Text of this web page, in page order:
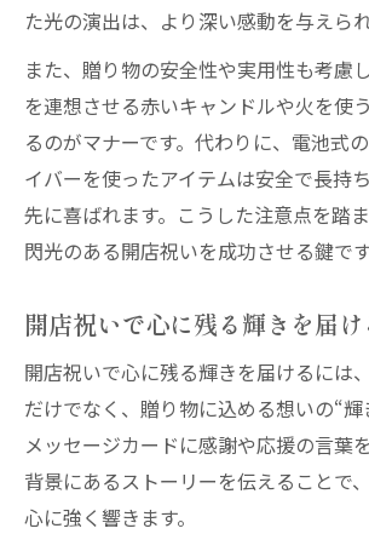
た光の演出は、より深い感動を与えられ
また、贈り物の安全性や実用性も考慮
を連想させる赤いキャンドルや火を使
るのがマナーです。代わりに、電池式
イバーを使ったアイテムは安全で長持
先に喜ばれます。こうした注意点を踏
閃光のある開店祝いを成功させる鍵です
開店祝いで心に残る輝きを届
開店祝いで心に残る輝きを届けるには
だけでなく、贈り物に込める想いの“輝
メッセージカードに感謝や応援の言葉
背景にあるストーリーを伝えることで
心に強く響きます。